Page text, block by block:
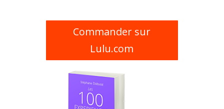
Commander sur
Lulu.com